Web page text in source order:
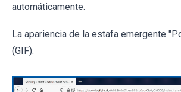
automáticamente.
La apariencia de la estafa emergente
(GIF):